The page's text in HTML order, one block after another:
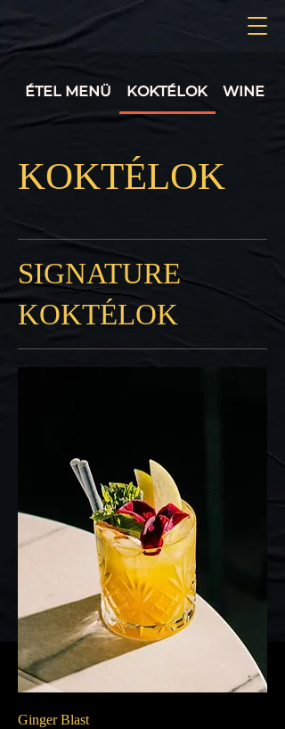
ÉTEL MENÜ KOKTÉLOK WINE
KOKTÉLOK
SIGNATURE
KOKTÉLOK
Ginger Blast